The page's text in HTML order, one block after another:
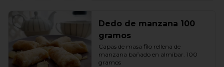
Dedo de manzana 100
gramos
Capas de masa filo rellena de
manzana bañado en almíbar. 100
gramos